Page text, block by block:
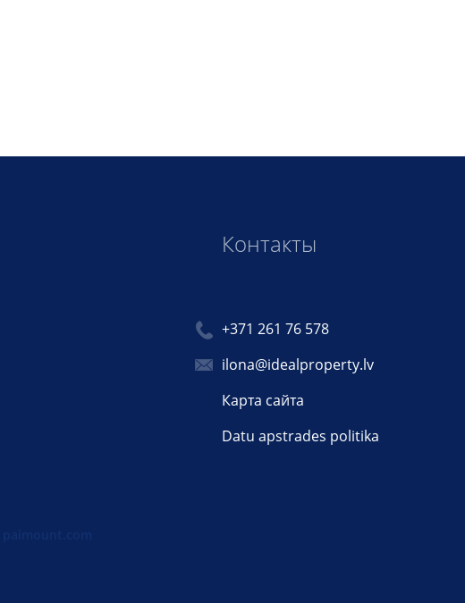
Контакты
+371 261 76 578
ilona@idealproperty.lv
Карта сайта
Datu apstrades politika